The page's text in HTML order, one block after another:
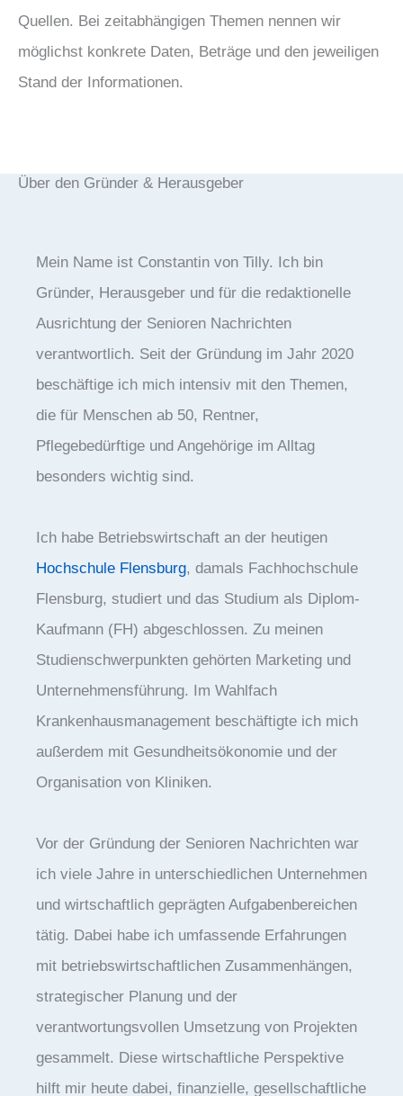
Quellen. Bei zeitabhängigen Themen nennen wir
möglichst konkrete Daten, Beträge und den jeweiligen
Stand der Informationen.
Über den Gründer & Herausgeber
Mein Name ist Constantin von Tilly. Ich bin
Gründer, Herausgeber und für die redaktionelle
Ausrichtung der Senioren Nachrichten
verantwortlich. Seit der Gründung im Jahr 2020
beschäftige ich mich intensiv mit den Themen,
die für Menschen ab 50, Rentner,
Pflegebedürftige und Angehörige im Alltag
besonders wichtig sind.
Ich habe Betriebswirtschaft an der heutigen
Hochschule Flensburg, damals Fachhochschule
Flensburg, studiert und das Studium als Diplom-
Kaufmann (FH) abgeschlossen. Zu meinen
Studienschwerpunkten gehörten Marketing und
Unternehmensführung. Im Wahlfach
Krankenhausmanagement beschäftigte ich mich
außerdem mit Gesundheitsökonomie und der
Organisation von Kliniken.
Vor der Gründung der Senioren Nachrichten war
ich viele Jahre in unterschiedlichen Unternehmen
und wirtschaftlich geprägten Aufgabenbereichen
tätig. Dabei habe ich umfassende Erfahrungen
mit betriebswirtschaftlichen Zusammenhängen,
strategischer Planung und der
verantwortungsvollen Umsetzung von Projekten
gesammelt. Diese wirtschaftliche Perspektive
hilft mir heute dabei, finanzielle, gesellschaftliche